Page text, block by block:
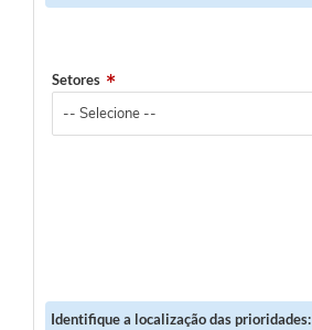
Setores
Identifique a localização das prioridades: